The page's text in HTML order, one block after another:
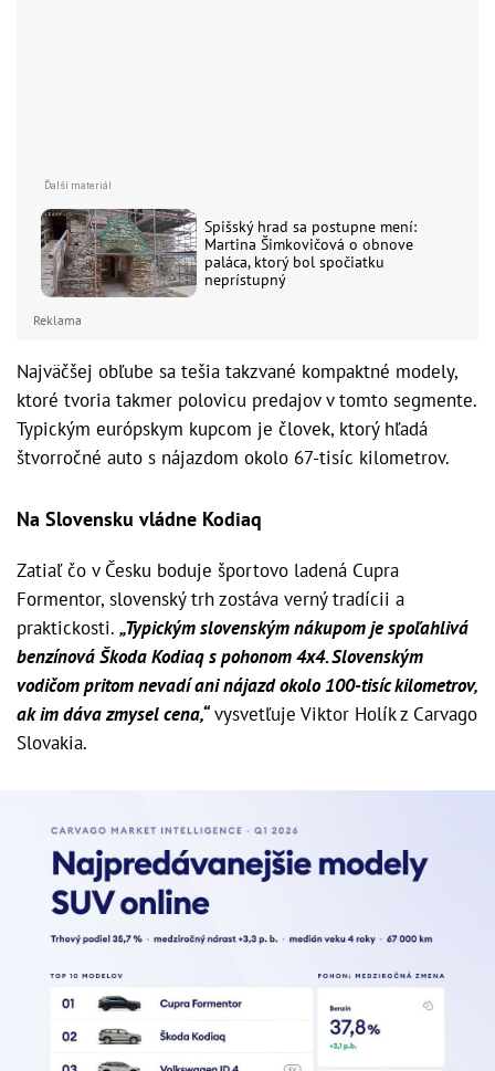
Spišský hrad sa postupne mení:
Martina Šimkovičová o obnove
paláca, ktorý bol spočiatku
neprístupný
Reklama
Najväčšej obľube sa tešia takzvané kompaktné modely,
ktoré tvoria takmer polovicu predajov v tomto segmente.
Typickým európskym kupcom je človek, ktorý hľadá
štvorročné auto s nájazdom okolo 67-tisíc kilometrov.
Na Slovensku vládne Kodiaq
Zatiaľ čo v Česku boduje športovo ladená Cupra
Formentor, slovenský trh zostáva verný tradícii a
praktickosti. „Typickým slovenským nákupom je spoľahlivá
benzínová Škoda Kodiaq s pohonom 4x4. Slovenským
vodičom pritom nevadí ani nájazd okolo 100-tisíc kilometrov,
ak im dáva zmysel cena,“vysvetľuje Viktor Holík z Carvago
Slovakia.